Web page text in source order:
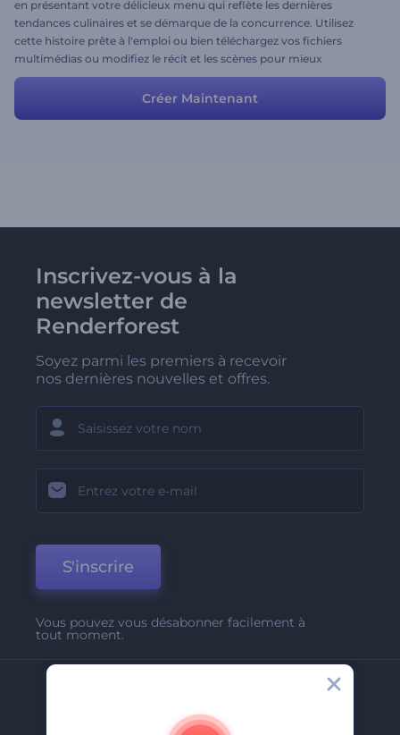
en présentant votre délicieux menu qui reflète les dernières
tendances culinaires et se démarque de la concurrence. Utilisez
cette histoire prête à l'emploi ou bien téléchargez vos fichiers
multimédias ou modifiez le récit et les scènes pour mieux
correspondre à l'histoire de votre café.
Créer Maintenant
Inscrivez-vous à la
newsletter de
Renderforest
Soyez parmi les premiers à recevoir
nos dernières nouvelles et offres.
S'inscrire
Vous pouvez vous désabonner facilement à
tout moment.
A Propos De Nous